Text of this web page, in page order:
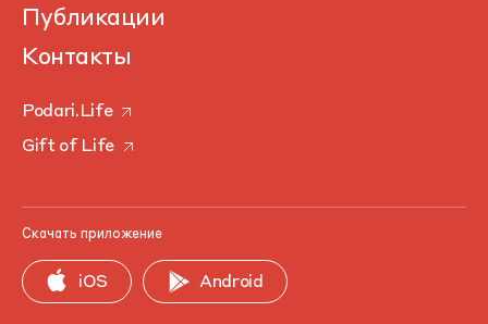
Публикации
Контакты
Podari.Life
Gift of Life
Скачать приложение
iOS Android